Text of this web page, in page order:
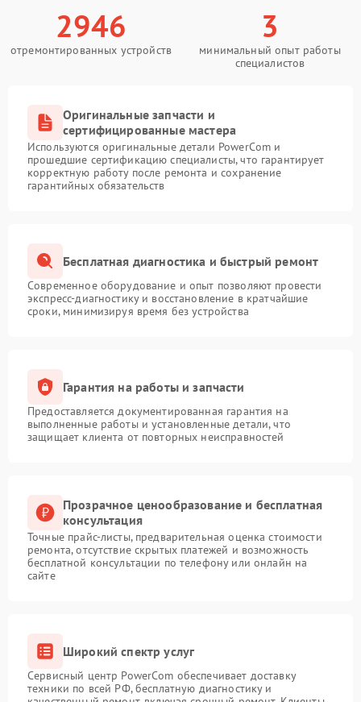
2946
отремонтированных устройств
3
минимальный опыт работы
специалистов
Оригинальные запчасти и
сертифицированные мастера
Используются оригинальные детали PowerCom и
прошедшие сертификацию специалисты, что гарантирует
корректную работу после ремонта и сохранение
гарантийных обязательств
Бесплатная диагностика и быстрый ремонт
Современное оборудование и опыт позволяют провести
экспресс-диагностику и восстановление в кратчайшие
сроки, минимизируя время без устройства
Гарантия на работы и запчасти
Предоставляется документированная гарантия на
выполненные работы и установленные детали, что
защищает клиента от повторных неисправностей
Прозрачное ценообразование и бесплатная
консультация
Точные прайс-листы, предварительная оценка стоимости
ремонта, отсутствие скрытых платежей и возможность
бесплатной консультации по телефону или онлайн на
сайте
Широкий спектр услуг
Сервисный центр PowerCom обеспечивает доставку
техники по всей РФ, бесплатную диагностику и